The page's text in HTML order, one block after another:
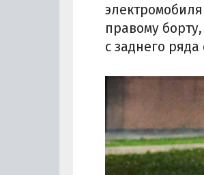
правому
с заднего